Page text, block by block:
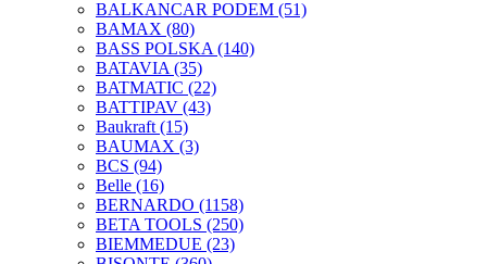
BALKANCAR PODEM (51)
BAMAX (80)
BASS POLSKA (140)
BATAVIA (35)
BATMATIC (22)
BATTIPAV (43)
Baukraft (15)
BAUMAX (3)
BCS (94)
Belle (16)
BERNARDO (1158)
BETA TOOLS (250)
BIEMMEDUE (23)